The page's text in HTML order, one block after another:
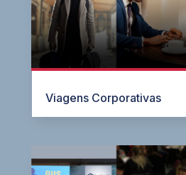
Viagens Corporativas